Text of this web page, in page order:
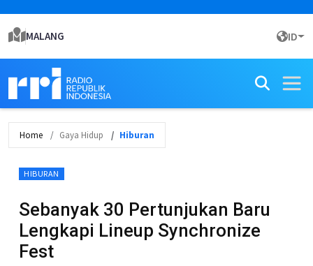
MALANG ID
Home Gaya Hidup Hiburan
HIBURAN
Sebanyak 30 Pertunjukan Baru
Lengkapi Lineup Synchronize
Fest